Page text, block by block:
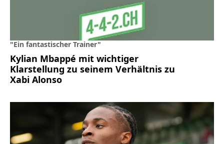
"Ein fantastischer Trainer"
Kylian Mbappé mit wichtiger
Klarstellung zu seinem Verhältnis zu
Xabi Alonso